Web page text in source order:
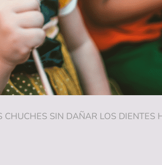
SIN DAÑAR LOS